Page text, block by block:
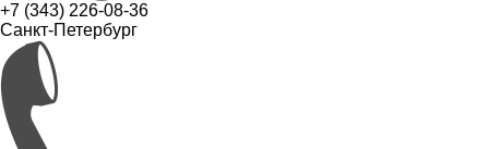
+7 (343) 226-08-36
Санкт-Петербург